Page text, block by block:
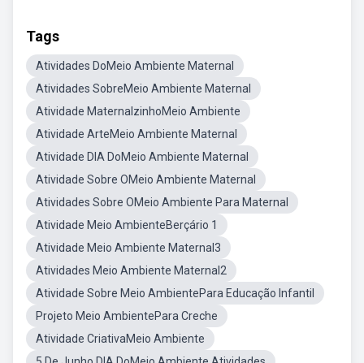
Tags
Atividades DoMeio Ambiente Maternal
Atividades SobreMeio Ambiente Maternal
Atividade MaternalzinhoMeio Ambiente
Atividade ArteMeio Ambiente Maternal
Atividade DIA DoMeio Ambiente Maternal
Atividade Sobre OMeio Ambiente Maternal
Atividades Sobre OMeio Ambiente Para Maternal
Atividade Meio AmbienteBerçário 1
Atividade Meio Ambiente Maternal3
Atividades Meio Ambiente Maternal2
Atividade Sobre Meio AmbientePara Educação Infantil
Projeto Meio AmbientePara Creche
Atividade CriativaMeio Ambiente